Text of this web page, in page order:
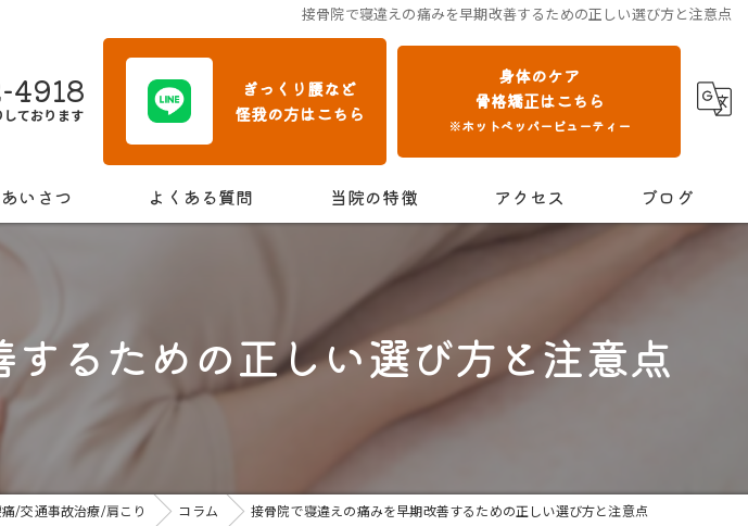
接骨院で寝違えの痛みを早期改善するための正しい選び方と注意点
4918
ております
ぎっくり腰など
怪我の方はこちら
身体のケア
骨格矯正はこちら
※ホットペッパービューティー
いさつ よくある質問 当院の特徴
保険診療
肩こり
アクセス ブログ
るための正しい選び方と注意点
/交通事故治療/肩こり コラム 接骨院で寝違えの痛みを早期改善するための正しい選び方と注意点